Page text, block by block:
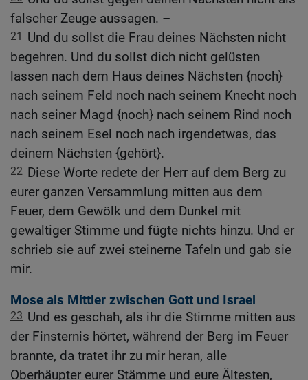
falscher Zeuge aussagen. –
21 Und du sollst die Frau deines Nächsten nicht
begehren. Und du sollst dich nicht gelüsten
lassen nach dem Haus deines Nächsten {noch}
nach seinem Feld noch nach seinem Knecht noch
nach seiner Magd {noch} nach seinem Rind noch
nach seinem Esel noch nach irgendetwas, das
deinem Nächsten {gehört}.
22 Diese Worte redete der Herr auf dem Berg zu
eurer ganzen Versammlung mitten aus dem
Feuer, dem Gewölk und dem Dunkel mit
gewaltiger Stimme und fügte nichts hinzu. Und er
schrieb sie auf zwei steinerne Tafeln und gab sie
mir.
Mose als Mittler zwischen Gott und Israel
23 Und es geschah, als ihr die Stimme mitten aus
der Finsternis hörtet, während der Berg im Feuer
brannte, da tratet ihr zu mir heran, alle
Oberhäupter eurer Stämme und eure Ältesten,